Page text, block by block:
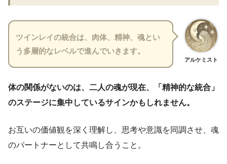
アルケミスト
ツインレイの統合は、肉体、精神、魂とい
う多層的なレベルで進んでいきます。
体の関係がないのは、二人の魂が現在、「精神的な統合」
のステージに集中しているサインかもしれません。
お互いの価値観を深く理解し、思考や意識を同調させ、魂
のパートナーとして共鳴し合うこと。